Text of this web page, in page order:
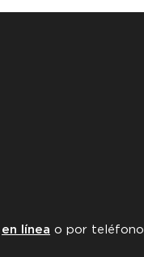
en línea o por teléfono